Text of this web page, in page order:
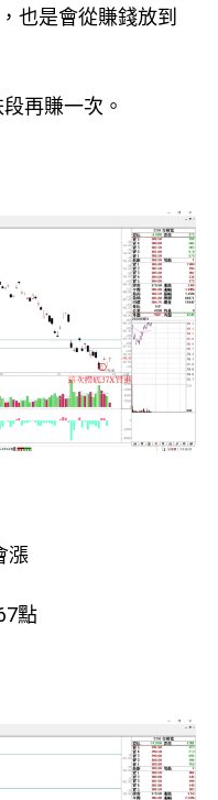
也是會從賺錢放到
再賺一次。
漲
點